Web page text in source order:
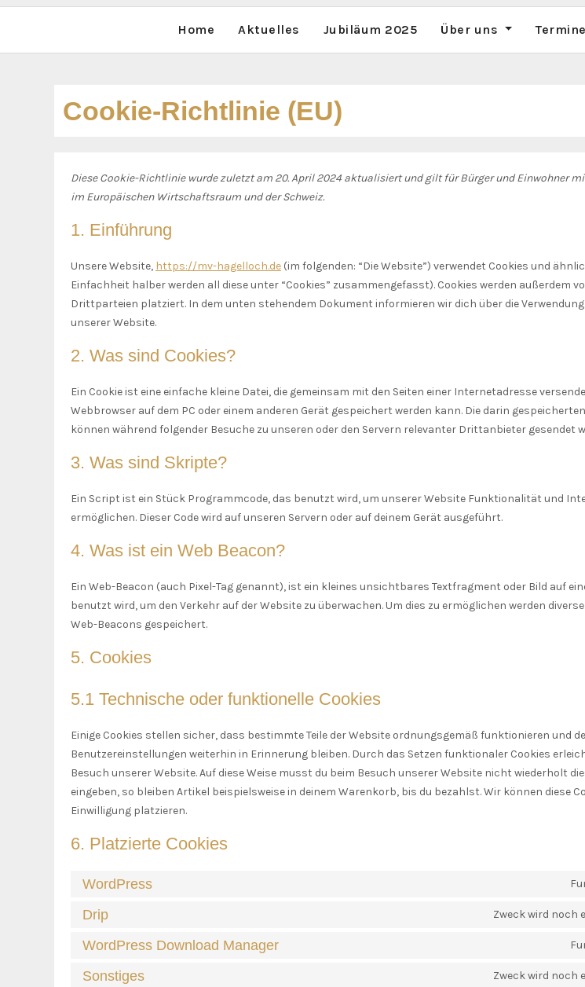
Home Aktuelles Jubiläum 2025 Über uns Termine
Cookie-Richtlinie (EU)
Diese Cookie-Richtlinie wurde zuletzt am 20. April 2024 aktualisiert und gilt für Bürger und Einwohner
im Europäischen Wirtschaftsraum und der Schweiz.
1. Einführung
Unsere Website, https://mv-hagelloch.de (im folgenden: “Die Website”) verwendet Cookies und
Einfachheit halber werden all diese unter “Cookies” zusammengefasst). Cookies werden außerdem
Drittparteien platziert. In dem unten stehendem Dokument informieren wir dich über die
unserer Website.
2. Was sind Cookies?
Ein Cookie ist eine einfache kleine Datei, die gemeinsam mit den Seiten einer Internetadresse
Webbrowser auf dem PC oder einem anderen Gerät gespeichert werden kann. Die darin
können während folgender Besuche zu unseren oder den Servern relevanter Drittanbieter gesendet
3. Was sind Skripte?
Ein Script ist ein Stück Programmcode, das benutzt wird, um unserer Website Funktionalität und
ermöglichen. Dieser Code wird auf unseren Servern oder auf deinem Gerät ausgeführt.
4. Was ist ein Web Beacon?
Ein Web-Beacon (auch Pixel-Tag genannt), ist ein kleines unsichtbares Textfragment oder Bild auf
benutzt wird, um den Verkehr auf der Website zu überwachen. Um dies zu ermöglichen werden
Web-Beacons gespeichert.
5. Cookies
5.1 Technische oder funktionelle Cookies
Einige Cookies stellen sicher, dass bestimmte Teile der Website ordnungsgemäß funktionieren und
Benutzereinstellungen weiterhin in Erinnerung bleiben. Durch das Setzen funktionaler Cookies
Besuch unserer Website. Auf diese Weise musst du beim Besuch unserer Website nicht wiederholt
eingeben, so bleiben Artikel beispielsweise in deinem Warenkorb, bis du bezahlst. Wir können diese
Einwilligung platzieren.
6. Platzierte Cookies
WordPress
Drip Zweck wird noch
WordPress Download Manager
Sonstiges Zweck wird noch